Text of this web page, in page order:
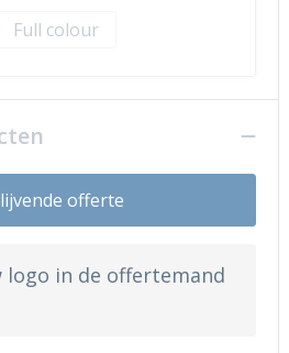
Full colour
offerte
logo in de offertemand